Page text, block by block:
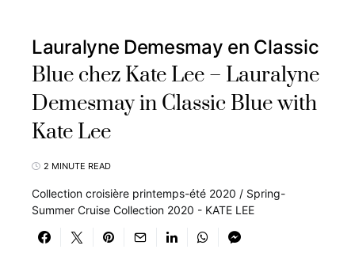
Lauralyne Demesmay en Classic
Blue chez Kate Lee – Lauralyne
Demesmay in Classic Blue with
Kate Lee
2 MINUTE READ
Collection croisière printemps-été 2020 / Spring-
Summer Cruise Collection 2020 - KATE LEE